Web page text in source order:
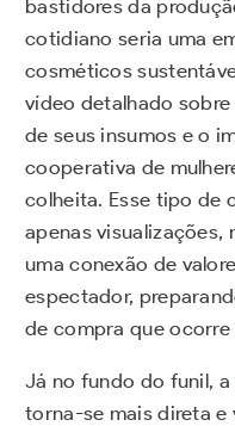
bastidores da
cotidiano seria uma
cosméticos
vídeo detalhado
de seus insumos e o
cooperativa de
colheita. Esse tipo de
apenas visualizações,
uma conexão de
espectador,
de compra que
Já no fundo do funil, a
torna-se mais direta e